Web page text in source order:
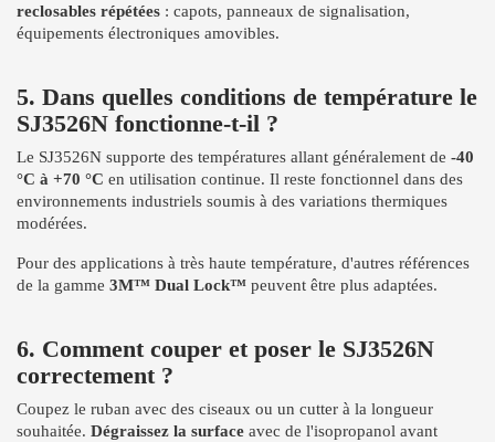
reclosables répétées : capots, panneaux de signalisation,
équipements électroniques amovibles.
5. Dans quelles conditions de température le
SJ3526N fonctionne-t-il ?
Le SJ3526N supporte des températures allant généralement de -40
°C à +70 °C en utilisation continue. Il reste fonctionnel dans des
environnements industriels soumis à des variations thermiques
modérées.
Pour des applications à très haute température, d'autres références
de la gamme 3M™ Dual Lock™ peuvent être plus adaptées.
6. Comment couper et poser le SJ3526N
correctement ?
Coupez le ruban avec des ciseaux ou un cutter à la longueur
souhaitée. Dégraissez la surface avec de l'isopropanol avant